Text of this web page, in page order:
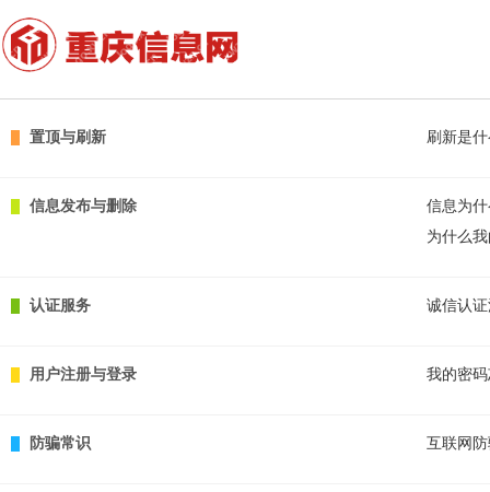
置顶与刷新 刷新是
信息发布与删除
信息为
为什么
认证服务 诚信认
用户注册与登录 我的密
防骗常识 互联网